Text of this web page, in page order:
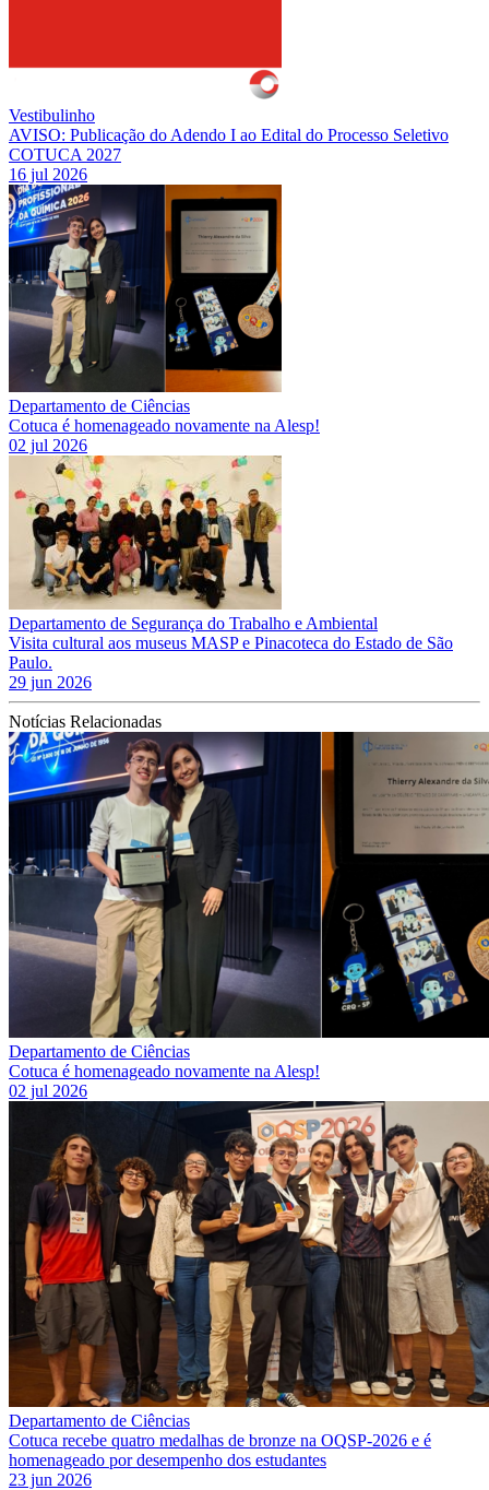
Vestibulinho
AVISO: Publicação do Adendo I ao Edital do Processo Seletivo
COTUCA 2027
16 jul 2026
Departamento de Ciências
Cotuca é homenageado novamente na Alesp!
02 jul 2026
Departamento de Segurança do Trabalho e Ambiental
Visita cultural aos museus MASP e Pinacoteca do Estado de São
Paulo.
29 jun 2026
Notícias Relacionadas
Departamento de Ciências
Cotuca é homenageado novamente na Alesp!
02 jul 2026
Departamento de Ciências
Cotuca recebe quatro medalhas de bronze na OQSP-2026 e é
homenageado por desempenho dos estudantes
23 jun 2026